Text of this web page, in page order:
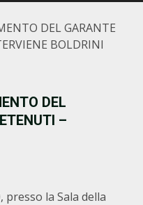
DEL GARANTE
BOLDRINI
DEL
–
la Sala della